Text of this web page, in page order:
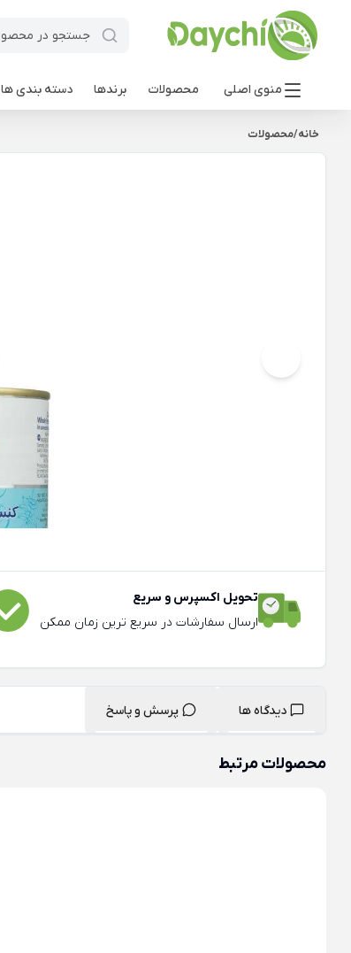
منوی اصلی محصولات برندها دسته بندی ها
خانه/محصولات
تحویل اکسپرس و سریع
ارسال سفارشات در سریع ترین زمان ممکن
دیدگاه ها پرسش و پاسخ
محصولات مرتبط